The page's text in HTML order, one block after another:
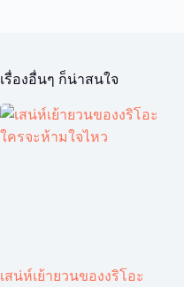
เรื่องอื่นๆ ก็น่าสนใจ
เสน่ห์เย้ายวนของงริโอะ